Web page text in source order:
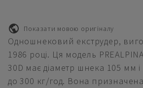
Показати мовою оригіналу
Одношнековий екструдер,
1986 році. Ця модель
30D має діаметр шнека 105 мм і
до 300 кг/год. Вона